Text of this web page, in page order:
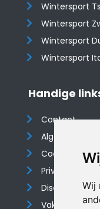
Wij
Wintersport
Wintersport
Wintersport
Wintersport
Handige
Contact
Algemene
Disclaimer
Vakantiehuis